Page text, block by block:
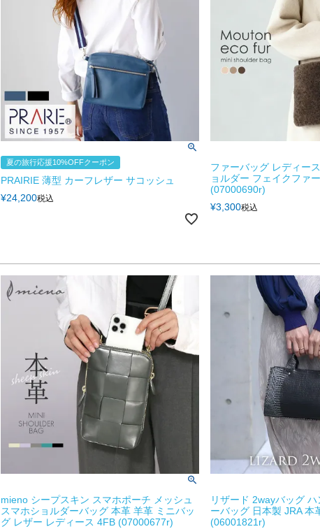
夏の旅行応援10%OFFクーポン
PRAIRIE 薄型 カーフレザー サコッシュ
¥24,200税込
ファーバッグ レディー
ョルダー フェイクファ
(07000690r)
¥3,300税込
mieno シープスキン スマホポーチ メッシュ
スマホショルダーバッグ 本革 羊革 ミニバッ
グ レザー レディース 4FB (07000677r)
リザード 2wayバッグ
ーバッグ 日本製 JRA 本
(06001821r)